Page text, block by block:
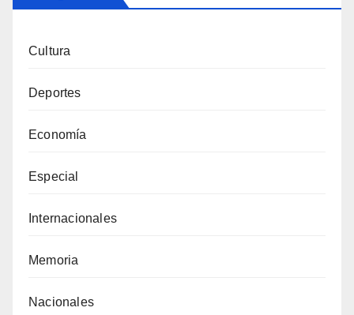
Cultura
Deportes
Economía
Especial
Internacionales
Memoria
Nacionales